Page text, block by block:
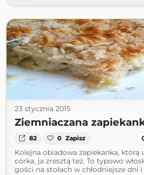
23 stycznia 2015
Ziemniaczana
82 0 Zapisz
Kolejna obiadowa zapiekanka, którą
córka, ja zresztą też. To typowo
gości na stołach w chłodniejsze dni